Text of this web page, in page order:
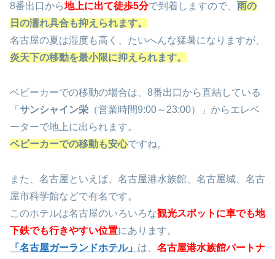
8番出口から地上に出て徒歩5分で到着しますので、 雨の
日の濡れ具合も抑えられます。
名古屋の夏は湿度も高く、たいへんな猛暑になりますが、
炎天下の移動を最小限に抑えられます。
ベビーカーでの移動の場合は、 8番出口から直結している
「 サンシャイン栄 （営業時間9:00～23:00）」からエレベ
ーターで地上に出られます。
ベビーカーでの移動も安心ですね。
また、名古屋といえば、名古屋港水族館、名古屋城、名古
屋市科学館などで有名です。
このホテルは名古屋のいろいろな観光スポットに車でも地
下鉄でも行きやすい位置にあります。
「名古屋ガーランドホテル」 は、 名古屋港水族館パートナ